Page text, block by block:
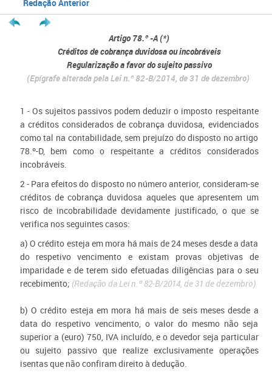
Redação Anterior
Artigo 78.º -A (*)
Créditos de cobrança duvidosa ou incobráveis
Regularização a favor do sujeito passivo
(Epígrafe alterada pela Lei n.º 82-B/2014, de 31 de dezembro)
1 - Os sujeitos passivos podem deduzir o imposto respeitante
a créditos considerados de cobrança duvidosa, evidenciados
como tal na contabilidade, sem prejuízo do disposto no artigo
78.º-D, bem como o respeitante a créditos considerados
incobráveis.
2 - Para efeitos do disposto no número anterior, consideram-se
créditos de cobrança duvidosa aqueles que apresentem um
risco de incobrabilidade devidamente justificado, o que se
verifica nos seguintes casos:
a) O crédito esteja em mora há mais de 24 meses desde a data
do respetivo vencimento e existam provas objetivas de
imparidade e de terem sido efetuadas diligências para o seu
recebimento; (Redação da Lei n.º 82-B/2014, de 31 de dezembro)
b) O crédito esteja em mora há mais de seis meses desde a
data do respetivo vencimento, o valor do mesmo não seja
superior a (euro) 750, IVA incluído, e o devedor seja particular
ou sujeito passivo que realize exclusivamente operações
isentas que não confiram direito à dedução.